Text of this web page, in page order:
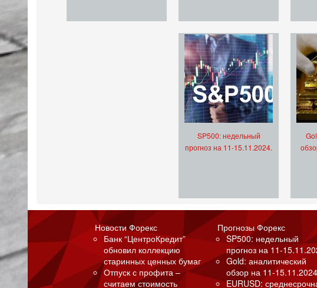
SP500: недельный
прогноз на 11-15.11.2024.
Новости Форекс
Банк “ЦентроКредит”
обновил коллекцию
старинных ценных бумаг
Отпуск с профита –
считаем стоимость
Прогнозы Форекс
SP500: недельный
прогноз на 11-
Gold: аналитический
обзор на 11-
EURUSD: